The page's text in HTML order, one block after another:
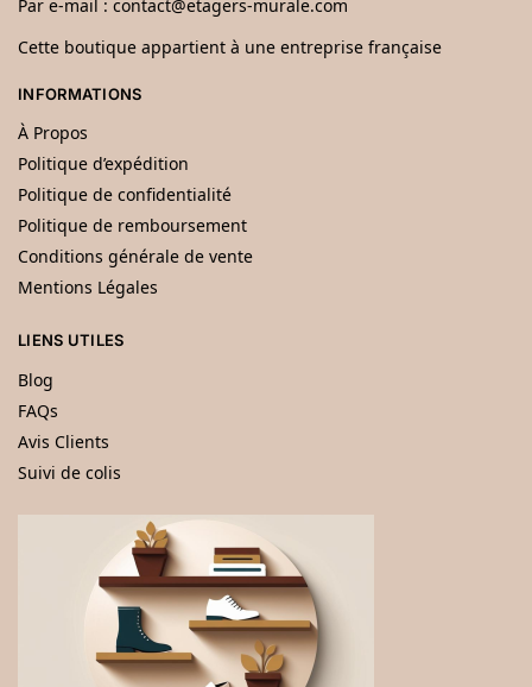
Par e-mail : contact@etagers-murale.com
Cette boutique appartient à une entreprise française
INFORMATIONS
À Propos
Politique d’expédition
Politique de confidentialité
Politique de remboursement
Conditions générale de vente
Mentions Légales
LIENS UTILES
Blog
FAQs
Avis Clients
Suivi de colis